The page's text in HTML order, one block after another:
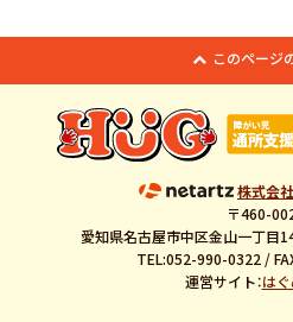
このページ
株式会
〒460-
愛知県名古屋市中区金山一丁目
TEL:052-990-0322 /
運営サイト：は